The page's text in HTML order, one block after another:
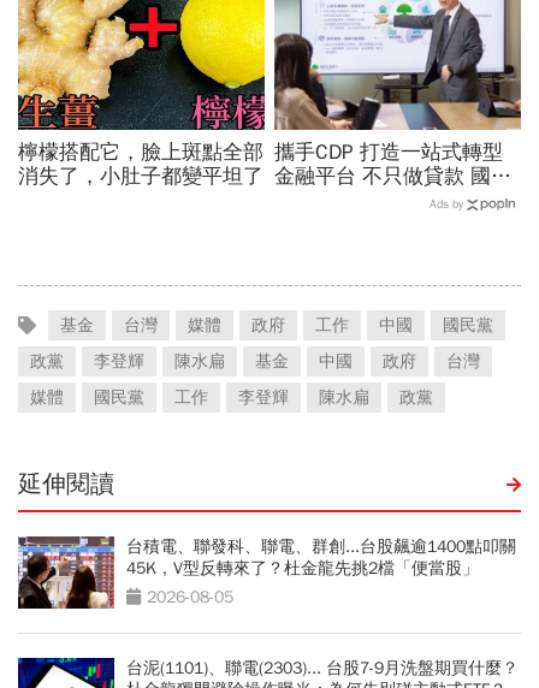
檸檬搭配它，臉上斑點全部
消失了，小肚子都變平坦了
攜手CDP 打造一站式轉型
金融平台 不只做貸款 國泰
世華化身減碳顧問Ads by
基金 台灣 媒體 政府 工作 中國
國民黨
政黨
李登輝 陳水扁 基金 中國 政府
台灣
媒體
國民黨 工作 李登輝 陳水扁 政黨
延伸閱讀
台積電、聯發科、聯電、群創...台股飆逾1400點叩關
45K，V型反轉來了？杜金龍先挑2檔「便當股」
2026-08-05
台泥(1101)、聯電(2303)... 台股7-9月洗盤期買什麼？